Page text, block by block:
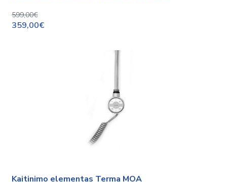
599,00€
359,00€
Kaitinimo elementas Terma MOA